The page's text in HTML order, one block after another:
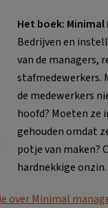
Het boek:
Bedrijven en
van de managers,
stafmedewerkers.
de medewerkers
hoofd? Moeten ze
gehouden omdat
potje van maken?
hardnekkige onzin.
over Minimal